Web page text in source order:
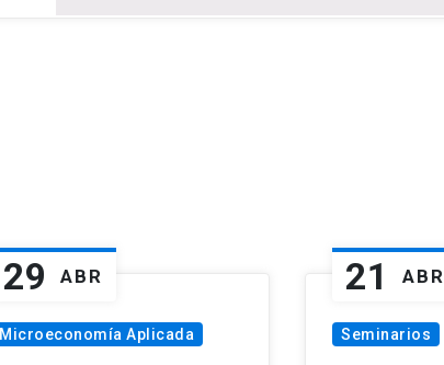
29 ABR
Microeconomía Aplicada
21 ABR
Seminarios